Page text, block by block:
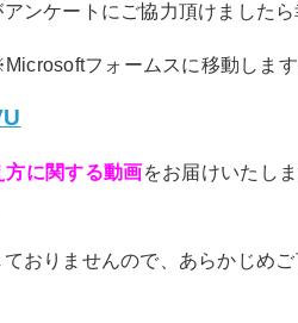
ンケートにご協力頂けましたら
フォームスに移動します
に関する動画をお届けいたし
おりませんので、あらかじめご